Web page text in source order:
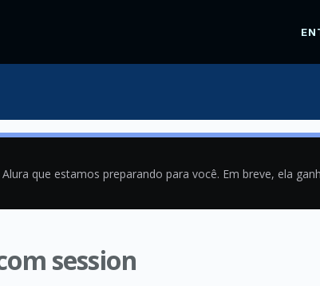
que estamos preparando para você. Em breve, ela
session